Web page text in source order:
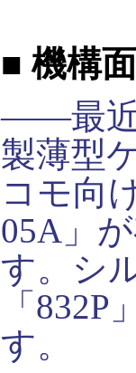
■ 機構
――最近
製薄型
コモ向
05A」
す。シ
「
す。